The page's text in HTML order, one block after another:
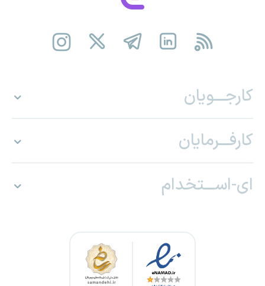
کارجـــویان
کارفـــرمایان
ای-اســـتخدام